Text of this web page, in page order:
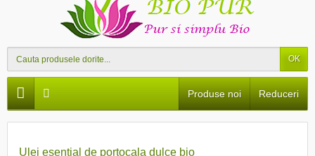
OK
Reduceri
Produse noi
Ulei esential de portocala dulce bio